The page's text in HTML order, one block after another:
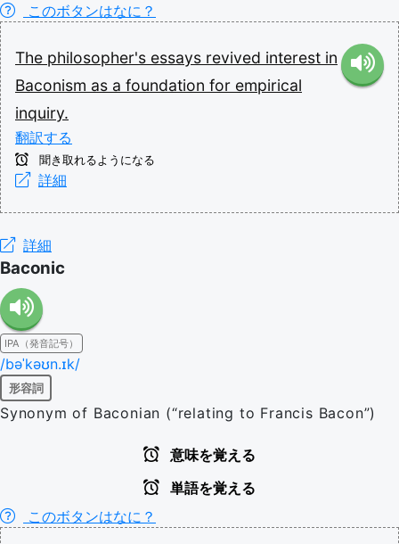
このボタンはなに？
The philosopher's essays revived interest in
Baconism as a foundation for empirical
inquiry.
翻訳する
聞き取れるようになる
詳細
詳細
Baconic
IPA（発音記号）
/bəˈkəʊn.ɪk/
形容詞
Synonym of Baconian (“relating to Francis Bacon”)
意味を覚える
単語を覚える
このボタンはなに？